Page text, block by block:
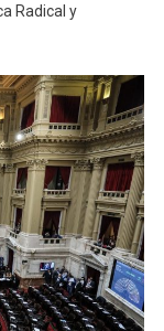
Radical y